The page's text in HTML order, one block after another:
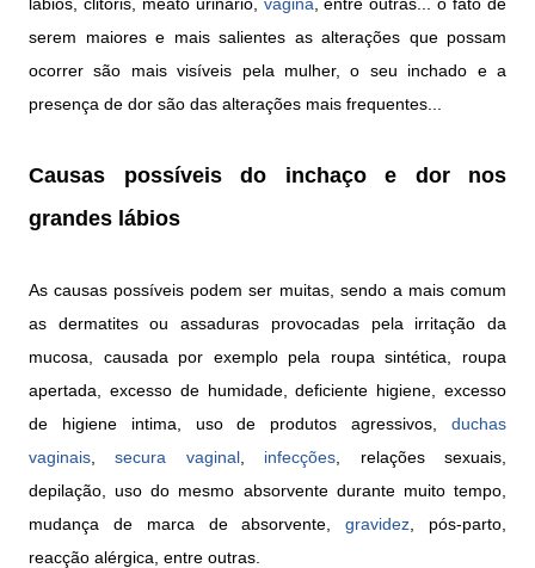
serem maiores e mais salientes as alterações que possam
ocorrer são mais visíveis pela mulher, o seu inchado e a
presença de dor são das alterações mais frequentes...
Causas possíveis do inchaço e dor nos
grandes lábios
As causas possíveis podem ser muitas, sendo a mais comum
as dermatites ou assaduras provocadas pela irritação da
mucosa, causada por exemplo pela roupa sintética, roupa
apertada, excesso de humidade, deficiente higiene, excesso
de higiene intima, uso de produtos agressivos, duchas
vaginais ,secura vaginal, infecções , relações sexuais,
depilação, uso do mesmo absorvente durante muito tempo,
mudança de marca de absorvente,gravidez , pós-parto,
reacção alérgica, entre outras.